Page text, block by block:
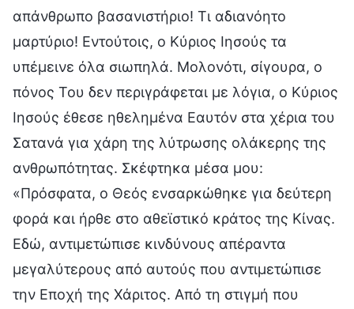
απάνθρωπο βασανιστήριο! Τι αδιανόητο
μαρτύριο! Εντούτοις, ο Κύριος Ιησούς τα
υπέμεινε όλα σιωπηλά. Μολονότι, σίγουρα, ο
πόνος Του δεν περιγράφεται με λόγια, ο Κύριος
Ιησούς έθεσε ηθελημένα Εαυτόν στα χέρια του
Σατανά για χάρη της λύτρωσης ολάκερης της
ανθρωπότητας. Σκέφτηκα μέσα μου:
«Πρόσφατα, ο Θεός ενσαρκώθηκε για δεύτερη
φορά και ήρθε στο αθεϊστικό κράτος της Κίνας.
Εδώ, αντιμετώπισε κινδύνους απέραντα
μεγαλύτερους από αυτούς που αντιμετώπισε
την Εποχή της Χάριτος. Από τη στιγμή που